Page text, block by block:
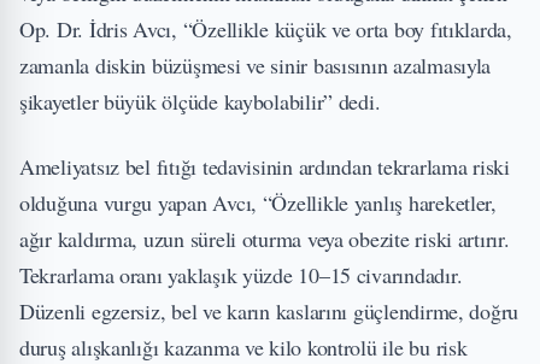
Op. Dr. İdris Avcı, “Özellikle küçük ve orta boy fıtıklarda,
zamanla diskin büzüşmesi ve sinir basısının azalmasıyla
şikayetler büyük ölçüde kaybolabilir” dedi.
Ameliyatsız bel fıtığı tedavisinin ardından tekrarlama riski
olduğuna vurgu yapan Avcı, “Özellikle yanlış hareketler,
ağır kaldırma, uzun süreli oturma veya obezite riski artırır.
Tekrarlama oranı yaklaşık yüzde 10–15 civarındadır.
Düzenli egzersiz, bel ve karın kaslarını güçlendirme, doğru
duruş alışkanlığı kazanma ve kilo kontrolü ile bu risk